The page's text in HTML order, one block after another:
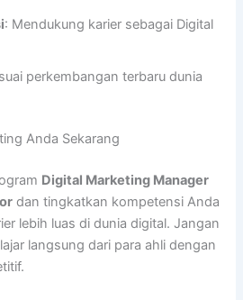
: Mendukung karier sebagai Digital
perkembangan terbaru dunia
Anda Sekarang
Digital Marketing Manager
dan tingkatkan kompetensi Anda
lebih luas di dunia digital. Jangan
langsung dari para ahli dengan